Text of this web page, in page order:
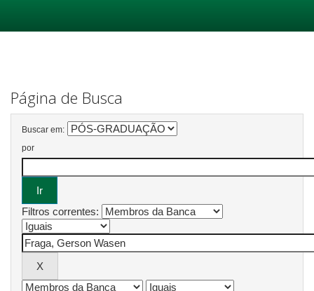
Página de Busca
Buscar em:
por
Filtros correntes: